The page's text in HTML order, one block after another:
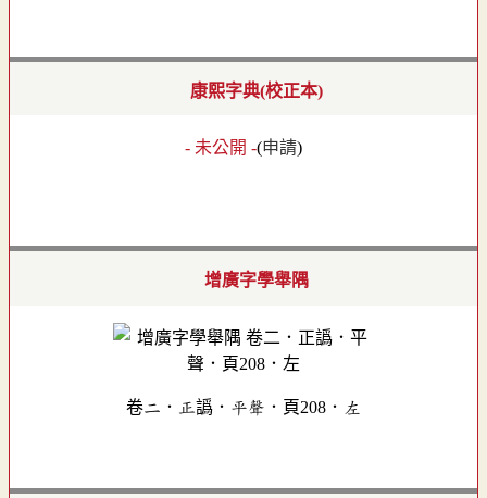
康熙字典(校正本)
- 未公開 -(申請)
增廣字學舉隅
卷二．正譌．平聲．頁208．左